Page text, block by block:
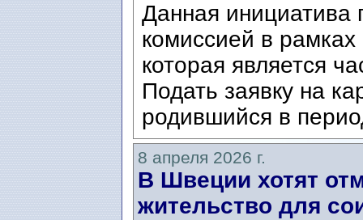
Данная инициатива
комиссией в
которая является
Подать заявку на
родившийся в
8 апреля 2026 г.
В Швеции хотят
жительство для